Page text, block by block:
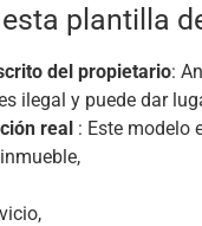
plantilla
del propietario:
ilegal y puede dar
real : Este modelo